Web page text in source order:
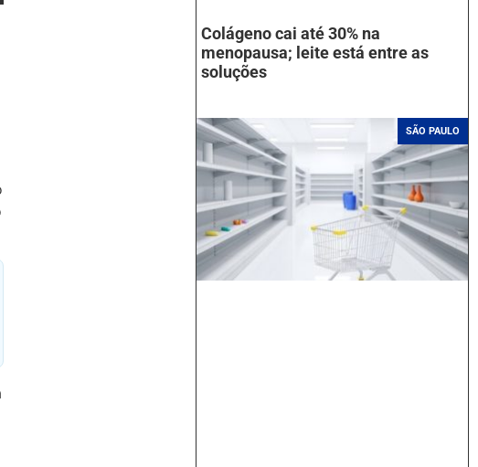
Colágeno cai até 30% na
menopausa; leite está entre as
soluções
SÃO PAULO